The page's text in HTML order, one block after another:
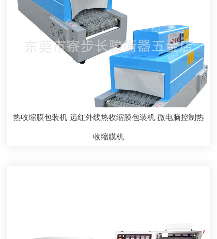
热收缩膜包装机 远红外线热收缩膜包装机 微电脑控制热
收缩膜机